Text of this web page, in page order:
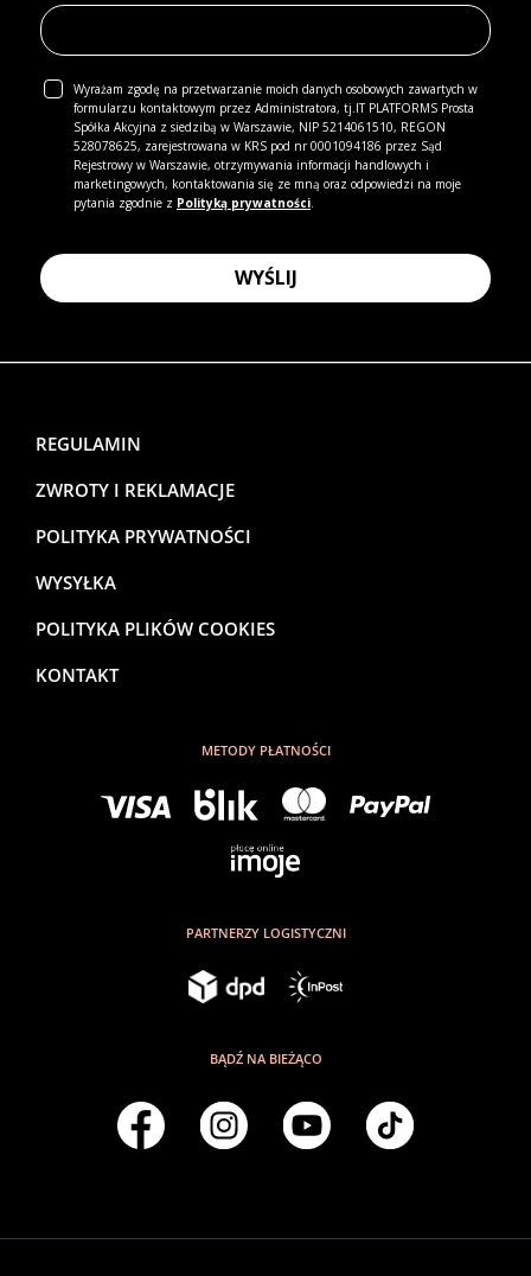
Wyrażam zgodę na przetwarzanie moich danych osobowych zawartych w
formularzu kontaktowym przez Administratora, tj.IT PLATFORMS Prosta
Spółka Akcyjna z siedzibą w Warszawie, NIP 5214061510, REGON
528078625, zarejestrowana w KRS pod nr 0001094186 przez Sąd
Rejestrowy w Warszawie, otrzymywania informacji handlowych i
marketingowych, kontaktowania się ze mną oraz odpowiedzi na moje
pytania zgodnie z Polityką prywatności.
WYŚLIJ
REGULAMIN
ZWROTY I REKLAMACJE
POLITYKA PRYWATNOŚCI
WYSYŁKA
POLITYKA PLIKÓW COOKIES
KONTAKT
METODY PŁATNOŚCI
PARTNERZY LOGISTYCZNI
BĄDŹ NA BIEŻĄCO